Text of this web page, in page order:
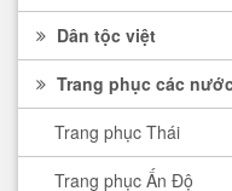
Dân tộc việt
Trang phục các
Trang phục Thái
Trang phục Ấn Độ